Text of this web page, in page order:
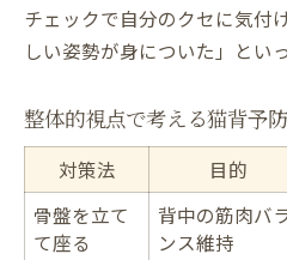
チェックで自分のクセに気付
しい姿勢が身についた」とい
整体的視点で考える猫背予
対策法 目的
骨盤を立て
て座る
背中の筋肉バ
ンス維持